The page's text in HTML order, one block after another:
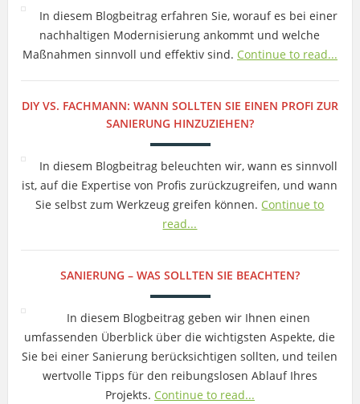
In diesem Blogbeitrag erfahren Sie, worauf es bei einer
nachhaltigen Modernisierung ankommt und welche
Maßnahmen sinnvoll und effektiv sind. Continue to read...
DIY VS. FACHMANN: WANN SOLLTEN SIE EINEN PROFI ZUR
SANIERUNG HINZUZIEHEN?
In diesem Blogbeitrag beleuchten wir, wann es sinnvoll
ist, auf die Expertise von Profis zurückzugreifen, und wann
Sie selbst zum Werkzeug greifen können. Continue to
read...
SANIERUNG – WAS SOLLTEN SIE BEACHTEN?
In diesem Blogbeitrag geben wir Ihnen einen
umfassenden Überblick über die wichtigsten Aspekte, die
Sie bei einer Sanierung berücksichtigen sollten, und teilen
wertvolle Tipps für den reibungslosen Ablauf Ihres
Projekts. Continue to read...